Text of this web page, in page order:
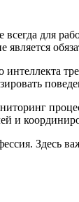
для
является
и